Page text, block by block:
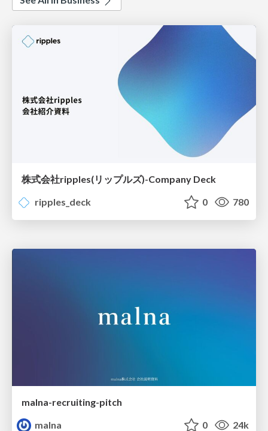
株式会社ripples(リップルズ)-Company Deck
ripples_deck
0 780
malna-recruiting-pitch
malna
0 24k